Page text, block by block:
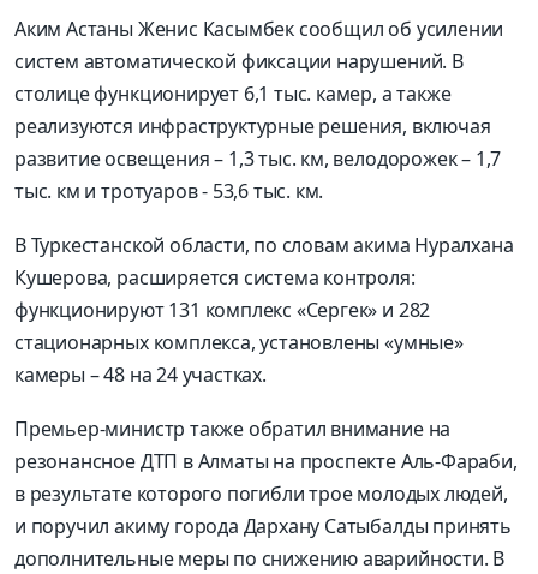
Аким Астаны Женис Касымбек сообщил об усилении
систем автоматической фиксации нарушений. В
столице функционирует 6,1 тыс. камер, а также
реализуются инфраструктурные решения, включая
развитие освещения – 1,3 тыс. км, велодорожек – 1,7
тыс. км и тротуаров - 53,6 тыс. км.
В Туркестанской области, по словам акима Нуралхана
Кушерова, расширяется система контроля:
функционируют 131 комплекс «Сергек» и 282
стационарных комплекса, установлены «умные»
камеры – 48 на 24 участках.
Премьер-министр также обратил внимание на
резонансное ДТП в Алматы на проспекте Аль-Фараби,
в результате которого погибли трое молодых людей,
и поручил акиму города Дархану Сатыбалды принять
дополнительные меры по снижению аварийности. В